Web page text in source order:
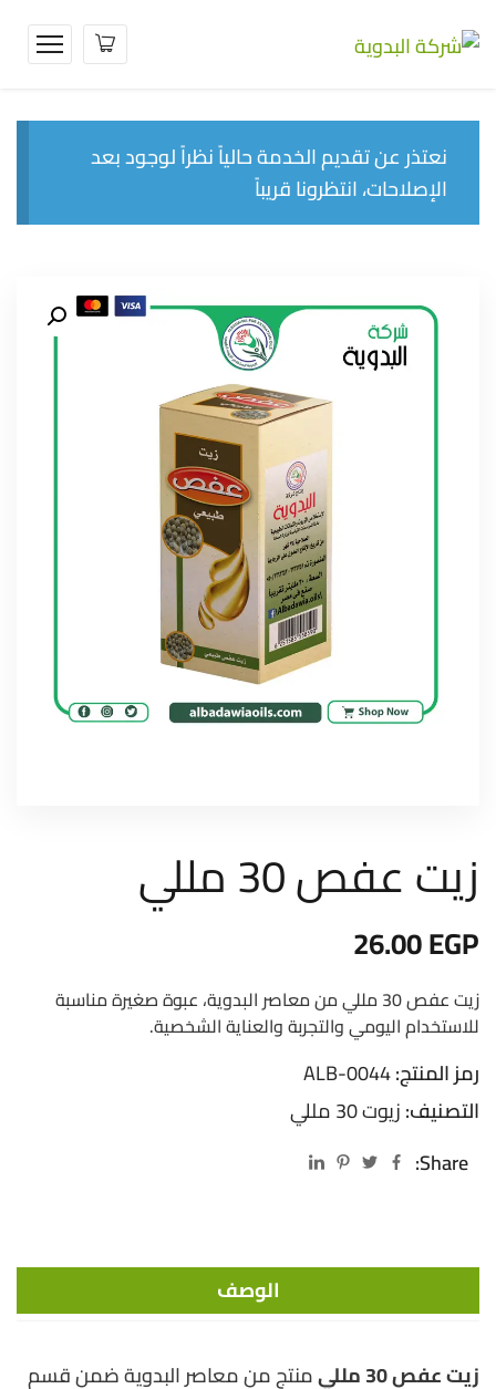
نعتذر عن تقديم الخدمة حالياً نظراً لوجود بعد
الإصلاحات، انتظرونا قريباً
زيت عفص 30 مللي
26.00EGP
زيت عفص 30 مللي من معاصر البدوية، عبوة صغيرة مناسبة
للاستخدام اليومي والتجربة والعناية الشخصية.
رمز المنتج:ALB-0044
التصنيف:زيوت 30 مللي
Share:
الوصف
زيت عفص 30 مللي
منتج من معاصر البدوية ضمن قسم